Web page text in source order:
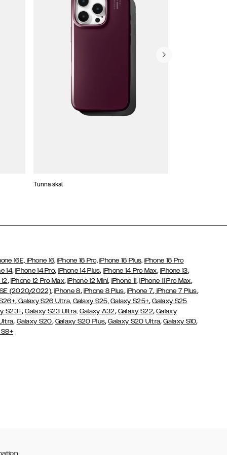
Tunna skal
16E, iPhone 16, iPhone 16 Pro, iPhone 16 Plus, iPhone 16 Pro
14,iPhone 14 Pro,iPhone 14 Plus, iPhone 14 Pro Max, iPhone 13,
, iPhone 12 Pro Max,iPhone 12 Mini, iPhone 11,iPhone 11 Pro Max,
SE (2020/2022),iPhone 8, iPhone 8 Plus, iPhone 7, iPhone 7 Plus,
,Galaxy S26 Ultra, Galaxy S25, Galaxy S25+,Galaxy S25
S23+,Galaxy S23 Ultra, Galaxy A32, Galaxy S22,Galaxy
, Galaxy S20, Galaxy S20 Plus,Galaxy S20 Ultra,Galaxy S10,